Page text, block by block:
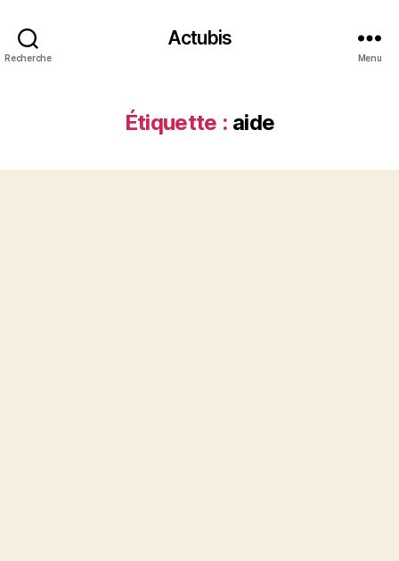
Recherche
Actubis
Menu
Étiquette : aide